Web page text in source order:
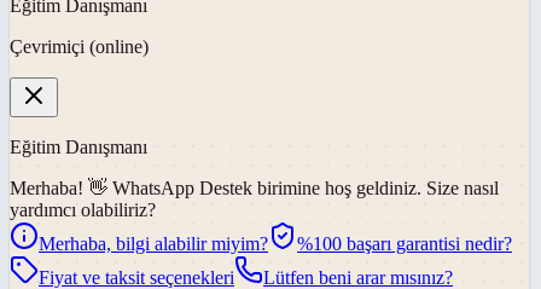
Eğitim Danışmanı
Çevrimiçi (online)
Eğitim Danışmanı
Merhaba! 👋 WhatsApp Destek birimine hoş geldiniz. Size nasıl
yardımcı olabiliriz?
Merhaba, bilgi alabilir miyim?
%100 başarı garantisi nedir?
Fiyat ve taksit seçenekleri
Lütfen beni arar mısınız?